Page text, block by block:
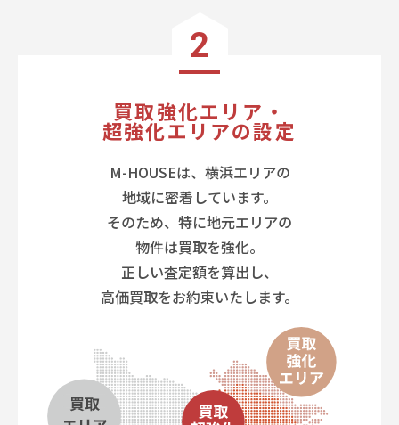
2
買取強化エリア・
超強化エリアの設定
M-HOUSEは、横浜エリアの
地域に密着しています。
そのため、特に地元エリアの
物件は買取を強化。
正しい査定額を算出し、
高価買取をお約束いたします。